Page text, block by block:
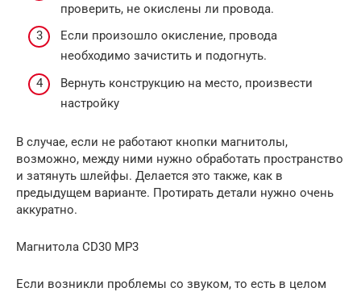
проверить, не окислены ли провода.
Если произошло окисление, провода
необходимо зачистить и подогнуть.
Вернуть конструкцию на место, произвести
настройку
В случае, если не работают кнопки магнитолы,
возможно, между ними нужно обработать пространство
и затянуть шлейфы. Делается это также, как в
предыдущем варианте. Протирать детали нужно очень
аккуратно.
Магнитола CD30 MP3
Если возникли проблемы со звуком, то есть в целом